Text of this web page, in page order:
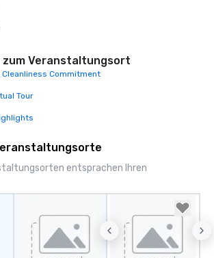
zum Veranstaltungsort
Cleanliness Commitment
Tour
entsprachen Ihren